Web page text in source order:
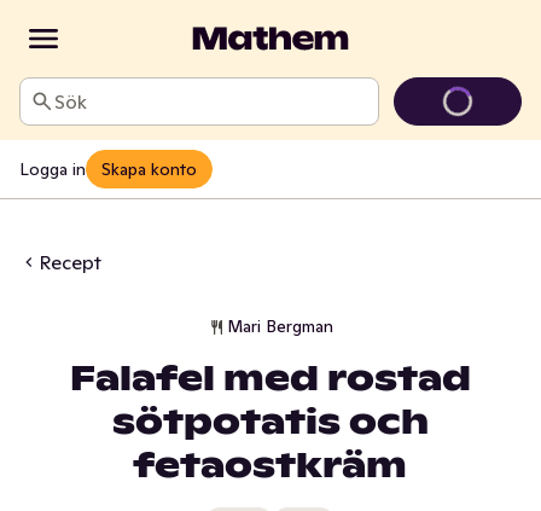
Sök
Logga in Skapa konto
Recept
Mari Bergman
Falafel med rostad
sötpotatis och
fetaostkräm